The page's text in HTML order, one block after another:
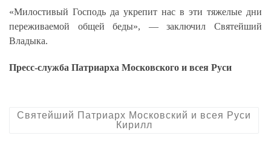
«Милостивый Господь да укрепит нас в эти тяжелые дни
переживаемой общей беды», — заключил Святейший
Владыка.
Пресс-служба Патриарха Московского и всея Руси
Святейший Патриарх Московский и всея Руси
Кирилл